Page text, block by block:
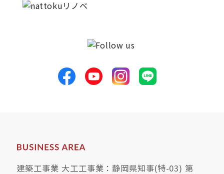
建築工事業 大工工事業：静岡県知事(特-03) 第